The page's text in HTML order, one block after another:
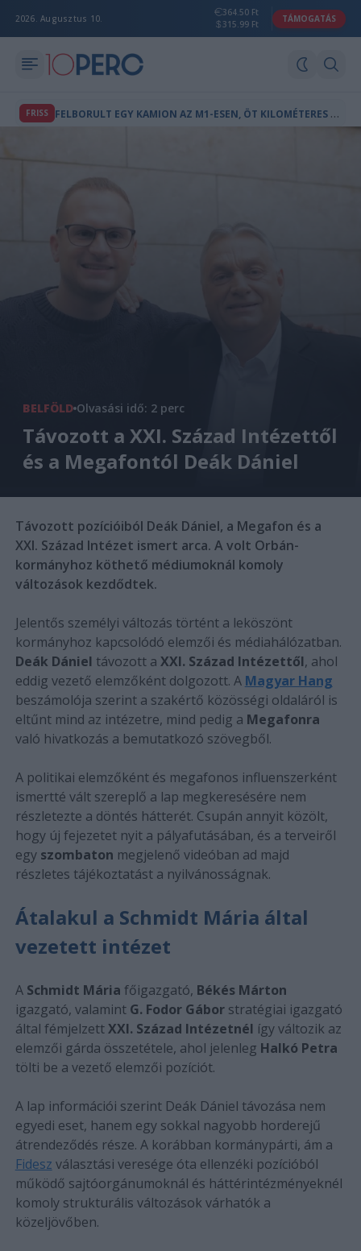
2026. Augusztus 10.
364.50 Ft
315.99 Ft
TÁMOGATÁS
FRISS F
ELBORULT EGY KAMION AZ M1-ESEN, ÖT KILOMÉTERES A TORLÓDÁS
BELFÖLD Olvasási idő: 2 perc
Távozott a XXI. Század Intézettől
és a Megafontól Deák Dániel
Távozott pozícióiból Deák Dániel, a Megafon és a
XXI. Század Intézet ismert arca. A volt Orbán-
kormányhoz köthető médiumoknál komoly
változások kezdődtek.
Jelentős személyi változás történt a leköszönt
kormányhoz kapcsolódó elemzői és médiahálózatban.
Deák Dániel távozott a XXI. Század Intézettől, ahol
eddig vezető elemzőként dolgozott. A Magyar Hang
beszámolója szerint a szakértő közösségi oldaláról is
eltűnt mind az intézetre, mind pedig a Megafonra
való hivatkozás a bemutatkozó szövegből.
A politikai elemzőként és megafonos influenszerként
ismertté vált szereplő a lap megkeresésére nem
részletezte a döntés hátterét. Csupán annyit közölt,
hogy új fejezetet nyit a pályafutásában, és a terveiről
egy szombaton megjelenő videóban ad majd
részletes tájékoztatást a nyilvánosságnak.
Átalakul a Schmidt Mária által
vezetett intézet
A Schmidt Mária főigazgató, Békés Márton
igazgató, valamint G. Fodor Gáborstratégiai igazgató
által fémjelzettXXI. Század Intézetnél így változik az
elemzői gárda összetétele, ahol jelenleg Halkó Petra
tölti be a vezető elemzői pozíciót.
A lap információi szerint Deák Dániel távozása nem
egyedi eset, hanem egy sokkal nagyobb horderejű
átrendeződés része. A korábban kormánypárti, ám a
Fidesz választási veresége óta ellenzéki pozícióból
működő sajtóorgánumoknál és háttérintézményeknél
komoly strukturális változások várhatók a
közeljövőben.